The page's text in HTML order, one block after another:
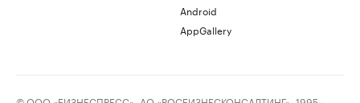
Android
AppGallery